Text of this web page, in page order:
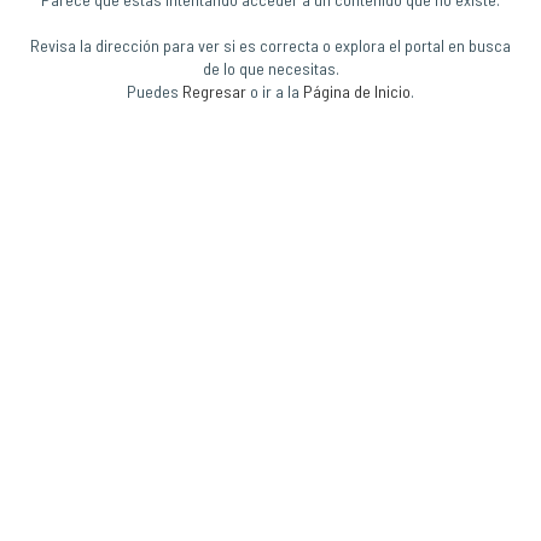
Revisa la dirección para ver si es correcta o explora el portal en busca
de lo que necesitas.
Puedes Regresar o ir a la Página de Inicio.